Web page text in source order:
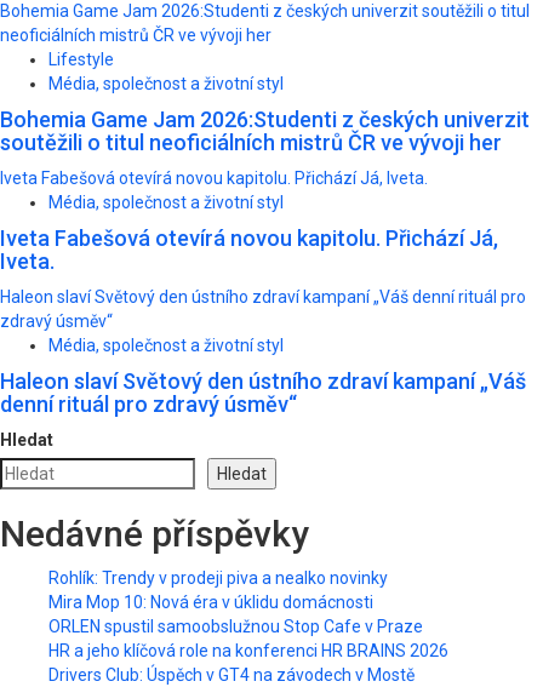
Bohemia Game Jam 2026:Studenti z českých univerzit soutěžili o titul
neoficiálních mistrů ČR ve vývoji her
Lifestyle
Média, společnost a životní styl
Bohemia Game Jam 2026:Studenti z českých univerzit
soutěžili o titul neoficiálních mistrů ČR ve vývoji her
Iveta Fabešová otevírá novou kapitolu. Přichází Já, Iveta.
Média, společnost a životní styl
Iveta Fabešová otevírá novou kapitolu. Přichází Já,
Iveta.
Haleon slaví Světový den ústního zdraví kampaní „Váš denní rituál pro
zdravý úsměv“
Média, společnost a životní styl
Haleon slaví Světový den ústního zdraví kampaní „Váš
denní rituál pro zdravý úsměv“
Hledat
Hledat
Nedávné příspěvky
Rohlík: Trendy v prodeji piva a nealko novinky
Mira Mop 10: Nová éra v úklidu domácnosti
ORLEN spustil samoobslužnou Stop Cafe v Praze
HR a jeho klíčová role na konferenci HR BRAINS 2026
Drivers Club: Úspěch v GT4 na závodech v Mostě